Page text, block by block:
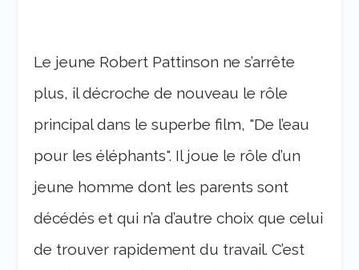
Le jeune Robert Pattinson ne s’arrête
plus, il décroche de nouveau le rôle
principal dans le superbe film, "De l’eau
pour les éléphants". Il joue le rôle d’un
jeune homme dont les parents sont
décédés et qui n’a d’autre choix que celui
de trouver rapidement du travail. C’est